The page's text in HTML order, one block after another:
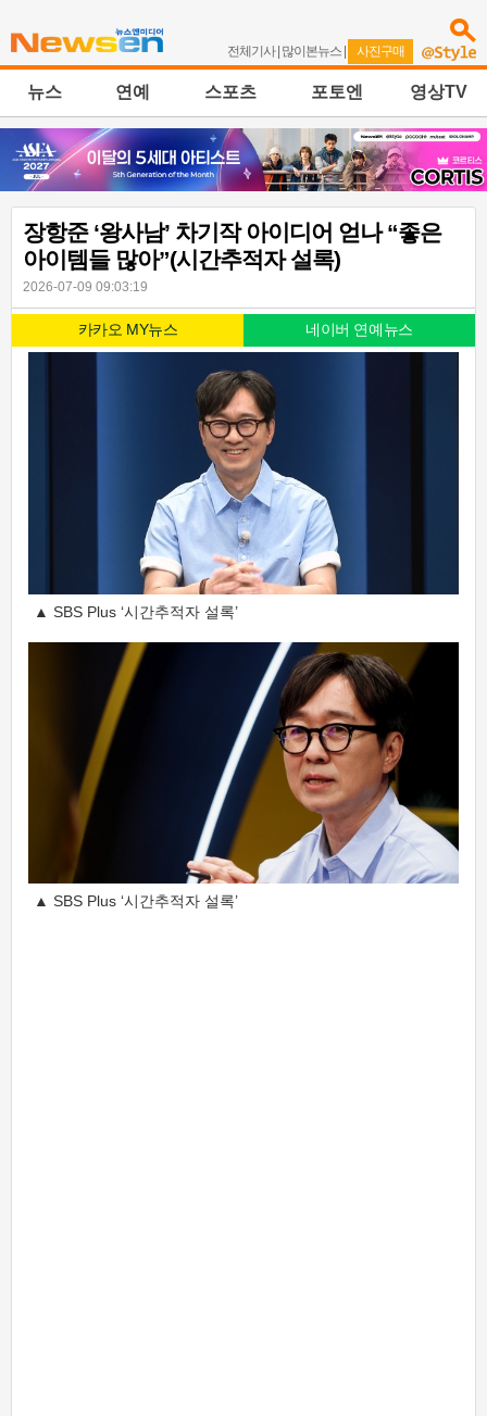
전체기사| 많이본뉴스 | 사진구매
뉴스 연예 스포츠 포토엔 영상TV
장항준 ‘왕사남’ 차기작 아이디어 얻나 “좋은
아이템들 많아”(시간추적자 설록)
2026-07-09 09:03:19
카카오 MY뉴스 네이버 연예뉴스
▲ SBS Plus ‘시간추적자 설록’
▲ SBS Plus ‘시간추적자 설록’